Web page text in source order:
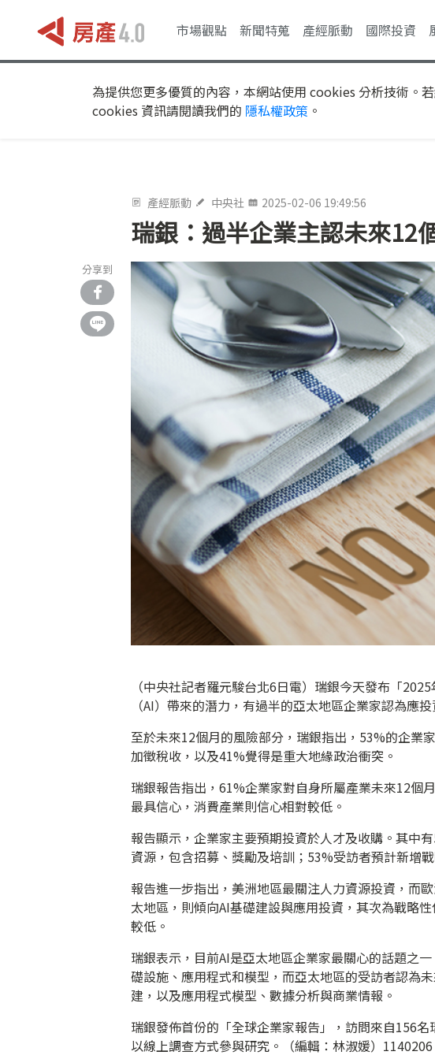
市場觀點 新聞特蒐 產經脈動 國際投資
為提供您更多優質的內容，本網站使用 cookies 分析技術。
cookies 資訊請閱讀我們的 隱私權政策 。
產經脈動 中央社 2025-02-06 19:49:56
瑞銀：過半企業主認未來12
分享到
（中央社記者羅元駿台北6日電）瑞銀今天發布「
（AI）帶來的潛力，有過半的亞太地區企業家認為應
至於未來12個月的風險部分，瑞銀指出，53%的企業
加徵稅收，以及41%覺得是重大地緣政治衝突。
瑞銀報告指出，61%企業家對自身所屬產業未來12個
最具信心，消費產業則信心相對較低。
報告顯示，企業家主要預期投資於人才及收購。其中
資源，包含招募、獎勵及培訓；53%受訪者預計新增
報告進一步指出，美洲地區最關注人力資源投資，而
太地區，則傾向AI基礎建設與應用投資，其次為戰略
較低。
瑞銀表示，目前AI是亞太地區企業家最關心的話題之
礎設施、應用程式和模型，而亞太地區的受訪者認為
建，以及應用程式模型、數據分析與商業情報。
瑞銀發佈首份的「全球企業家報告」，訪問來自156
以線上調查方式參與研究。（編輯：林淑媛）1140206